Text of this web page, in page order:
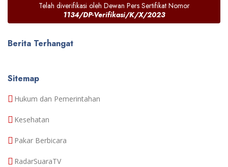
Telah diverifikasi oleh Dewan Pers Sertifikat Nomor
1134/DP-Verifikasi/K/X/2023
Berita Terhangat
Sitemap
Hukum dan Pemerintahan
Kesehatan
Pakar Berbicara
RadarSuaraTV